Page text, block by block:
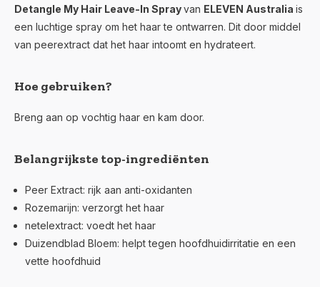
Detangle My Hair Leave-In Sprayvan ELEVEN Australia is
een luchtige spray om het haar te ontwarren. Dit door middel
van peerextract dat het haar intoomt en hydrateert.
Hoe gebruiken?
Breng aan op vochtig haar en kam door.
Belangrijkste top-ingrediënten
Peer Extract: rijk aan anti-oxidanten
Rozemarijn: verzorgt het haar
netelextract: voedt het haar
Duizendblad Bloem: helpt tegen hoofdhuidirritatie en een
vette hoofdhuid